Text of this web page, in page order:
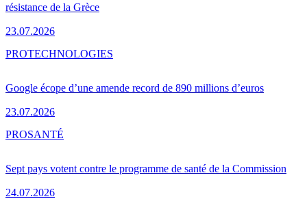
résistance de la Grèce
23.07.2026
Google écope d’une amende record de 890 millions d’euros
23.07.2026
PROTECHNOLOGIES
Sept pays votent contre le programme de santé de la Commission
24.07.2026
PROSANTÉ